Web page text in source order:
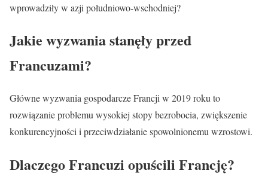
wprowadziły w azji południowo-wschodniej?
Jakie wyzwania stanęły przed
Francuzami?
Główne wyzwania gospodarcze Francji w 2019 roku to
rozwiązanie problemu wysokiej stopy bezrobocia, zwiększenie
konkurencyjności i przeciwdziałanie spowolnionemu wzrostowi.
Dlaczego Francuzi opuścili Francję?